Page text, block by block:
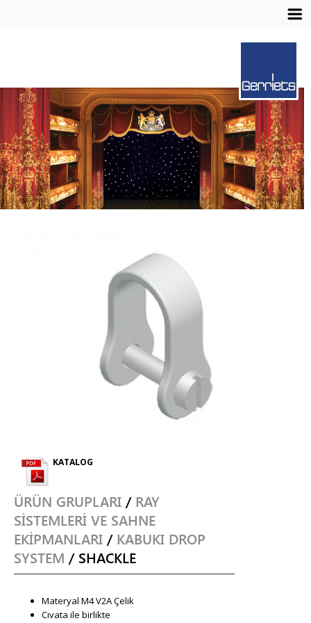
KATALOG
ÜRÜN GRUPLARI / RAY
SİSTEMLERİ VE SAHNE
EKİPMANLARI / KABUKI DROP
SYSTEM / SHACKLE
Materyal M4 V2A Çelik
Cıvata ile birlikte